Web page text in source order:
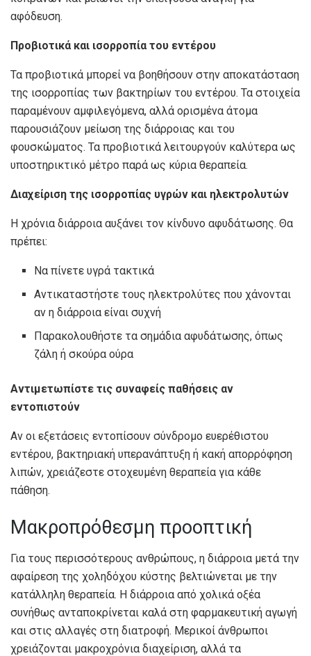
αφόδευση.
Προβιοτικά και ισορροπία του εντέρου
Τα προβιοτικά μπορεί να βοηθήσουν στην αποκατάσταση
της ισορροπίας των βακτηρίων του εντέρου. Τα στοιχεία
παραμένουν αμφιλεγόμενα, αλλά ορισμένα άτομα
παρουσιάζουν μείωση της διάρροιας και του
φουσκώματος. Τα προβιοτικά λειτουργούν καλύτερα ως
υποστηρικτικό μέτρο παρά ως κύρια θεραπεία.
Διαχείριση της ισορροπίας υγρών και ηλεκτρολυτών
Η χρόνια διάρροια αυξάνει τον κίνδυνο αφυδάτωσης. Θα
πρέπει:
Να πίνετε υγρά τακτικά
Αντικαταστήστε τους ηλεκτρολύτες που χάνονται
αν η διάρροια είναι συχνή
Παρακολουθήστε τα σημάδια αφυδάτωσης, όπως
ζάλη ή σκούρα ούρα
Αντιμετωπίστε τις συναφείς παθήσεις αν
εντοπιστούν
Αν οι εξετάσεις εντοπίσουν σύνδρομο ευερέθιστου
εντέρου, βακτηριακή υπερανάπτυξη ή κακή απορρόφηση
λιπών, χρειάζεστε στοχευμένη θεραπεία για κάθε
πάθηση.
Μακροπρόθεσμη προοπτική
Για τους περισσότερους ανθρώπους, η διάρροια μετά την
αφαίρεση της χοληδόχου κύστης βελτιώνεται με την
κατάλληλη θεραπεία. Η διάρροια από χολικά οξέα
συνήθως ανταποκρίνεται καλά στη φαρμακευτική αγωγή
και στις αλλαγές στη διατροφή. Μερικοί άνθρωποι
χρειάζονται μακροχρόνια διαχείριση, αλλά τα